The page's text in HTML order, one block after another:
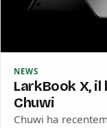
NEWS
LarkBook X,
Chuwi
Chuwi ha